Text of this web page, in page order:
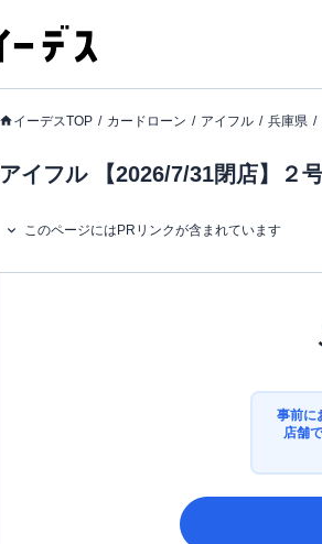
イーデスTOP カードローン アイフル 兵庫県
アイフル 【2026/7/31閉店】２
このページにはPRリンクが含まれています
事前に
店舗